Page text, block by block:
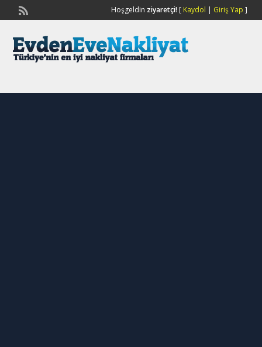
Hoşgeldin ziyaretçi![ Kaydol | Giriş Yap ]